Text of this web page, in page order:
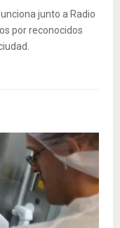
junto a Radio
por reconocidos